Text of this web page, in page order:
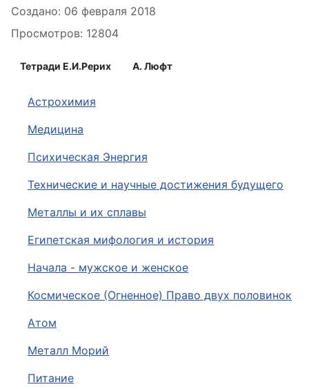
Информация о материале
Создано: 06 февраля 2018
Просмотров: 12804
Тетради Е.И.Рерих А. Люфт
Астрохимия
Медицина
Психическая Энергия
Технические и научные достижения будущего
Металлы и их сплавы
Египетская мифология и история
Начала - мужское и женское
Космическое (Огненное) Право двух половинок
Атом
Металл Морий
Питание